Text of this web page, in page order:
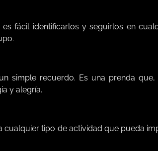
fácil identificarlos y seguirlos en
simple recuerdo. Es una prenda
y alegría.
tipo de actividad que pueda